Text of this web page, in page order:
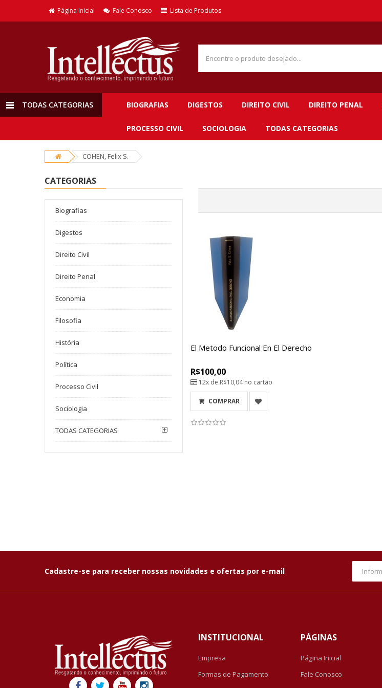
Página Inicial Fale Conosco Lista de Produtos
TODAS CATEGORIAS BIOGRAFIAS DIGESTOS DIREITO CIVIL DIREITO PENAL
PROCESSO CIVIL SOCIOLOGIA TODAS CATEGORIAS
COHEN, Felix S.
CATEGORIAS
Biografias
Digestos
Direito Civil
Direito Penal
Economia
Filosofia
História
Política
Processo Civil
Sociologia
TODAS CATEGORIAS
El Metodo Funcional En El Derecho
R$100,00
12x de R$10,04no cartão
COMPRAR
Cadastre-se para receber nossas novidades e ofertas por e-mail
INSTITUCIONAL
Empresa
Formas de Pagamento
PÁGINAS
Página Inicial
Fale Conosco